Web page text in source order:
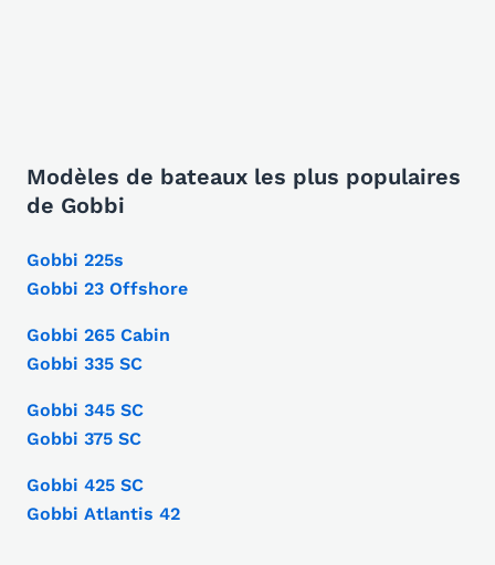
Modèles de bateaux les plus populaires
de Gobbi
Gobbi 225s
Gobbi 23 Offshore
Gobbi 265 Cabin
Gobbi 335 SC
Gobbi 345 SC
Gobbi 375 SC
Gobbi 425 SC
Gobbi Atlantis 42